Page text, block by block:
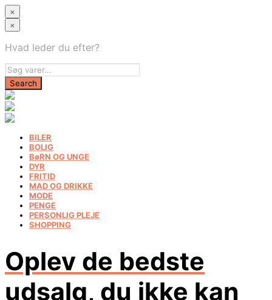
×
×
Hvad leder du efter?
BILER
BOLIG
BøRN OG UNGE
DYR
FRITID
MAD OG DRIKKE
MODE
PENGE
PERSONLIG PLEJE
SHOPPING
Oplev de bedste
udsalg, du ikke kan